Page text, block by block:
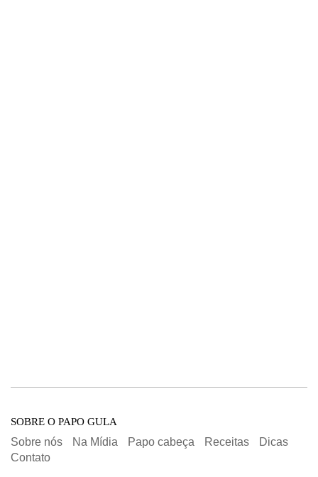
SOBRE O PAPO GULA
Sobre nós Na Mídia Papo cabeça Receitas
Dicas
Contato